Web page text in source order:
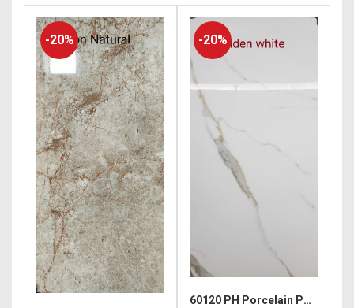
-20% -20%
60120 PH Porcelain Polish Golden